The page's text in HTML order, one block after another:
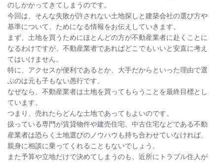
のしかかってきてしまうのです。
今回は、そんな失敗が許されない土地探しと建築会社の選び方や
基準について、ためになる情報をお伝えしていきます。
まず、土地を買うためにほとんどの方が不動産業者に赴くことに
なるわけですが、不動産業者であればどこでもいいと安直に考え
てはいけません。
特に、アクセスが便利であるとか、大手だからといった理由で選
ぶのは元も子もない愚行です。
なぜなら、不動産業者は土地を買ってもらうことを最終目標とし
ています。
つまり、売れたらどんな土地であってもよいのです。
扱っている専門が賃貸物件や建売住宅、中古住宅などである不動
産業者は恐らく土地選びのノウハウも持ち合わせていなければ、
親身に相談に乗ってくれることもないでしょう。
また予算や立地だけで決めてしまうのも、近所にトラブル住人が